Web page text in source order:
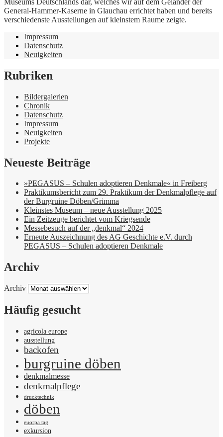
General-Hammer-Kaserne in Glauchau errichtet haben und bereits
verschiedenste Ausstellungen auf kleinstem Raume zeigte.
Impressum
Datenschutz
Neuigkeiten
Rubriken
Bildergalerien
Chronik
Datenschutz
Impressum
Neuigkeiten
Projekte
Neueste Beiträge
»PEGASUS – Schulen adoptieren Denkmale« in Freiberg
Praktikumsbericht zum 29. Praktikum der Denkmalpflege auf
der Burgruine Döben/Grimma
Kleinstes Museum – neue Ausstellung 2025
Ein Zeitzeuge berichtet vom Kriegsende
Messebesuch auf der „denkmal“ 2024
Erneute Auszeichnung des AG Geschichte e.V. durch
PEGASUS – Schulen adoptieren Denkmale
Archiv
Archiv
Häufig gesucht
agricola europe
ausstellung
backofen
burgruine döben
denkmalmesse
denkmalpflege
drucktechnik
döben
euorpa tag
exkursion